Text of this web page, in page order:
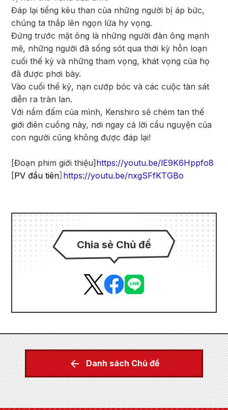
Đáp lại tiếng kêu than của những người bị áp bức,
chúng ta thắp lên ngọn lửa hy vọng.
Đứng trước mặt ông là những người đàn ông mạnh
mẽ, những người đã sống sót qua thời kỳ hỗn loạn
cuối thế kỷ và những tham vọng, khát vọng của họ
đã được phơi bày.
Vào cuối thế kỷ, nạn cướp bóc và các cuộc tàn sát
diễn ra tràn lan.
Với nắm đấm của mình, Kenshiro sẽ chém tan thế
giới điên cuồng này, nơi ngay cả lời cầu nguyện của
con người cũng không được đáp lại!
[Đoạn phim giới thiệu] https://youtu.be/lE9K6Hppfo8
[PV đầu tiên https://youtu.be/nxgSFfKTGBo
Chia sẻ Chủ đề
Danh sách Chủ đề